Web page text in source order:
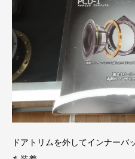
ドアトリムを外してインナーバ